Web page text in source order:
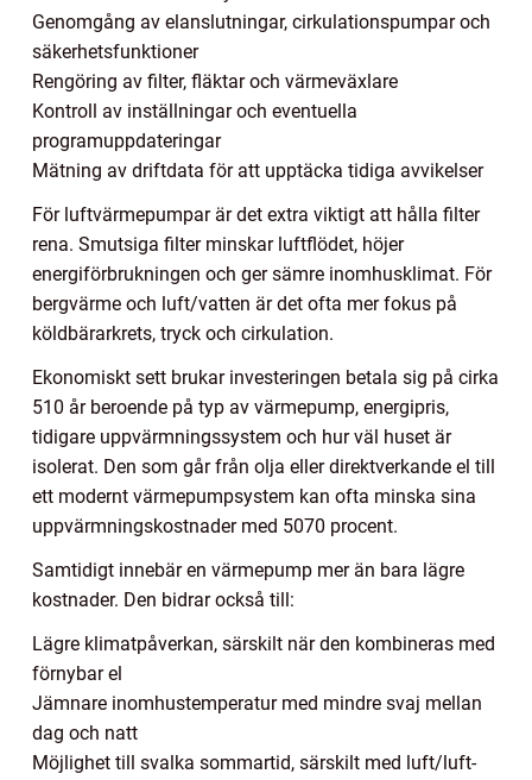
Genomgång av elanslutningar, cirkulationspumpar och
säkerhetsfunktioner
Rengöring av filter, fläktar och värmeväxlare
Kontroll av inställningar och eventuella
programuppdateringar
Mätning av driftdata för att upptäcka tidiga avvikelser
För luftvärmepumpar är det extra viktigt att hålla filter
rena. Smutsiga filter minskar luftflödet, höjer
energiförbrukningen och ger sämre inomhusklimat. För
bergvärme och luft/vatten är det ofta mer fokus på
köldbärarkrets, tryck och cirkulation.
Ekonomiskt sett brukar investeringen betala sig på cirka
510 år beroende på typ av värmepump, energipris,
tidigare uppvärmningssystem och hur väl huset är
isolerat. Den som går från olja eller direktverkande el till
ett modernt värmepumpsystem kan ofta minska sina
uppvärmningskostnader med 5070 procent.
Samtidigt innebär en värmepump mer än bara lägre
kostnader. Den bidrar också till:
Lägre klimatpåverkan, särskilt när den kombineras med
förnybar el
Jämnare inomhustemperatur med mindre svaj mellan
dag och natt
Möjlighet till svalka sommartid, särskilt med luft/luft-